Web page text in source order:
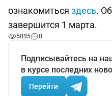
ознакомиться здесь.
завершится 1 марта.
5095 0
Подписывайтесь на
в курсе последних
Перейти